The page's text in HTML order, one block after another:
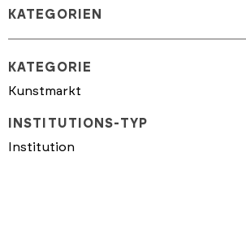
KATEGORIEN
KATEGORIE
Kunstmarkt
INSTITUTIONS-TYP
Institution